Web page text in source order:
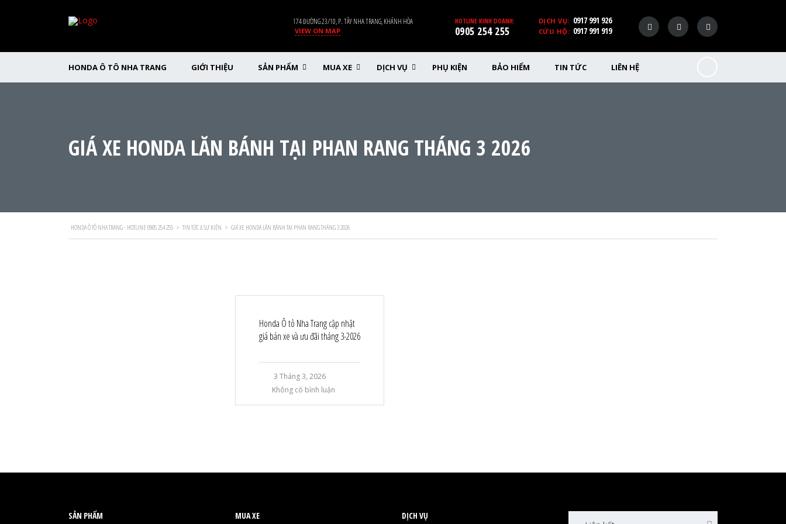
DỊCH VỤ: 0917 991 926
CỨU HỘ: 0917 991 919
HOTLINE KINH DOANH:
0905 254 255
174 ĐƯỜNG 23/10, P. TÂY NHA TRANG, KHÁNH HÒA
VIEW ON MAP
HONDA Ô TÔ NHA TRANG GIỚI THIỆU SẢN PHẨM MUA XE DỊCH VỤ PHỤ KIỆN BẢO HIỂM TIN TỨC LIÊN HỆ
GIÁ XE HONDA LĂN BÁNH TẠI PHAN RANG THÁNG 3 2026
HONDA Ô TÔ NHA TRANG - HOTLINE 0905 254 255 > TIN TỨC & SỰ KIỆN > GIÁ XE HONDA LĂN BÁNH TẠI PHAN RANG THÁNG 3 2026
Honda Ô tô Nha Trang cập nhật
giá bán xe và ưu đãi tháng 3-2026
3 Tháng 3, 2026
Không có bình luận
SẢN PHẨM MUA XE
DỊCH VỤ